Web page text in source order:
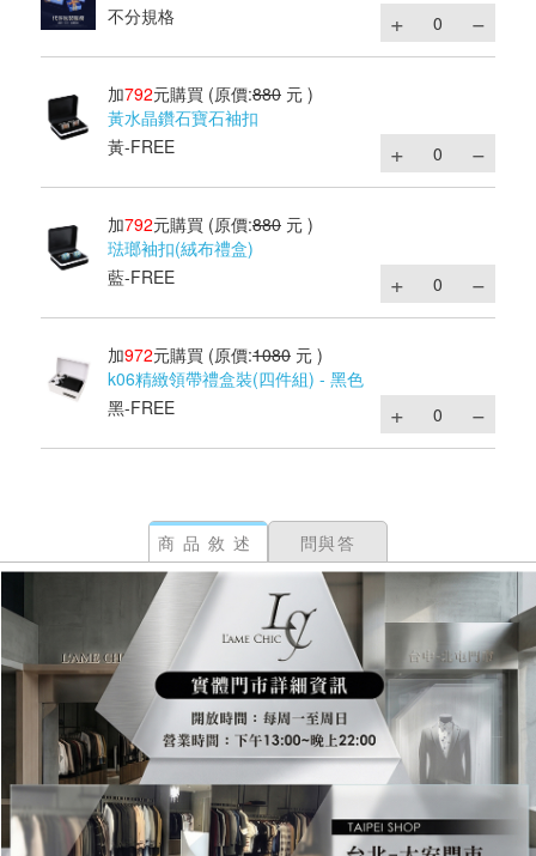
不分規格
加792元購買 (原價:880 元 )
黃水晶鑽石寶石袖扣
黃-FREE
加792元購買 (原價:880 元 )
琺瑯袖扣(絨布禮盒)
藍-FREE
加972元購買 (原價:1080 元 )
k06精緻領帶禮盒裝(四件組) - 黑色
黑-FREE
商品敘述 問與答